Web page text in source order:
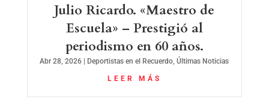
Julio Ricardo. «Maestro de
Escuela» – Prestigió al
periodismo en 60 años.
Abr 28, 2026 Deportistas en el Recuerdo,Últimas Noticias
LEER MÁS